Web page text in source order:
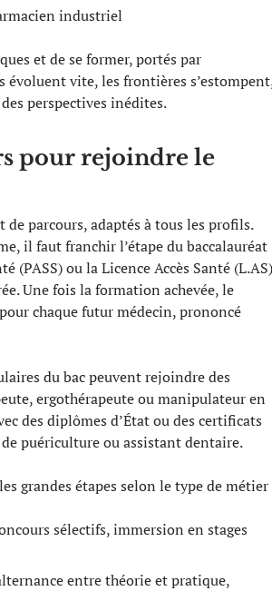
industriel
et de se former, portés par
vite, les frontières
perspectives inédites.
pour rejoindre le
parcours, adaptés à tous les profils.
il faut franchir l’étape du baccalauréat
(PASS) ou la Licence Accès Santé
Une fois la formation achevée, le
chaque futur médecin, prononcé
du bac peuvent rejoindre des
ergothérapeute ou manipulateur en
des diplômes d’État ou des certificats
puériculture ou assistant dentaire.
grandes étapes selon le type de métier
sélectifs, immersion en stages
entre théorie et pratique,